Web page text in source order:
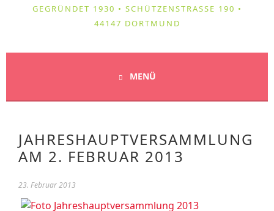
GEGRÜNDET 1930 • SCHÜTZENSTRASSE 190 • 4
4147 DORTMUND
MENÜ
JAHRESHAUPTVERSAMMLUNG
AM 2. FEBRUAR 2013
23. Februar 2013